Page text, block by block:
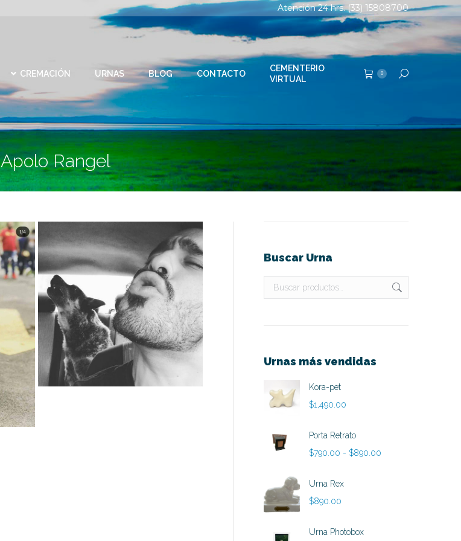
Atención 24 hrs. (33) 15808700
CREMACIÓN URNAS BLOG CONTACTO
CEMENTERIO
VIRTUAL
0 Buscar:
Apolo Rangel
Buscar Urna
Urnas más vendidas
Kora-pet
$1,490.00
Porta Retrato
$790.00 - $890.00
Urna Rex
$890.00
Urna Photobox
CONTACTO
CEMENTERIO
VIRTUAL
0 Buscar: